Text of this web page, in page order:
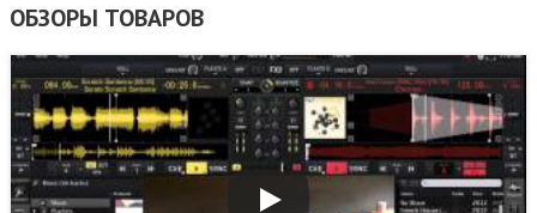
ОБЗОРЫ ТОВАРОВ